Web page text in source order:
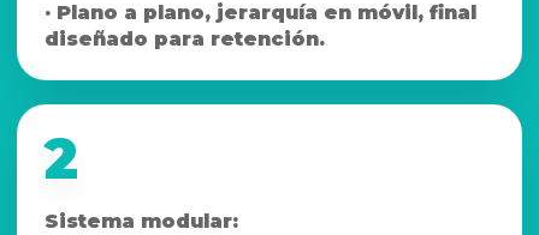
· Plano a plano, jerarquía en móvil, final
diseñado para retención.
2
Sistema modular: